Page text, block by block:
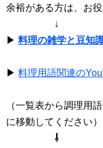
余裕がある方は、お
↓
▶ 料理の雑学と豆知
▶ 料理用語関連の
（一覧表から調理用
に移動してください）
⇩